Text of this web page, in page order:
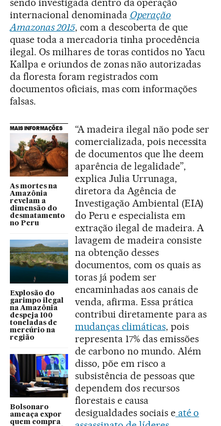
sendo investigada dentro da operação
internacional denominada Operação
Amazonas 2015, com a descoberta de que
quase toda a mercadoria tinha procedência
ilegal. Os milhares de toras contidos no Yacu
Kallpa e oriundos de zonas não autorizadas
da floresta foram registrados com
documentos oficiais, mas com informações
falsas.
MAIS INFORMAÇÕES
As mortes na
Amazônia
revelam a
dimensão do
desmatamento
no Peru
Explosão do
garimpo ilegal
na Amazônia
despeja 100
toneladas de
mercúrio na
região
Bolsonaro
ameaça expor
quem compra
“A madeira ilegal não pode ser
comercializada, pois necessita
de documentos que lhe deem
aparência de legalidade”,
explica Julia Urrunaga,
diretora da Agência de
Investigação Ambiental (EIA)
do Peru e especialista em
extração ilegal de madeira. A
lavagem de madeira consiste
na obtenção desses
documentos, com os quais as
toras já podem ser
encaminhadas aos canais de
venda, afirma. Essa prática
contribui diretamente para as
mudanças climáticas, pois
representa 17% das emissões
de carbono no mundo. Além
disso, põe em risco a
subsistência de pessoas que
dependem dos recursos
florestais e causa
desigualdades sociais eaté o